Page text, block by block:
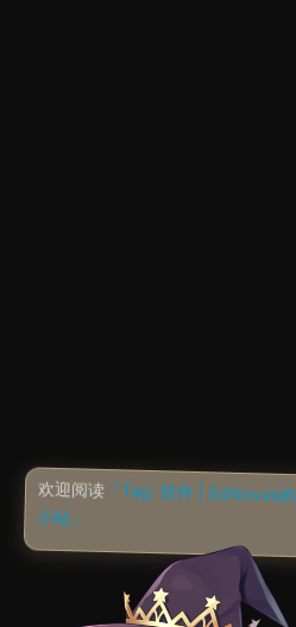
欢迎阅读 「Tag: 软件 | EdNovas的
小站」